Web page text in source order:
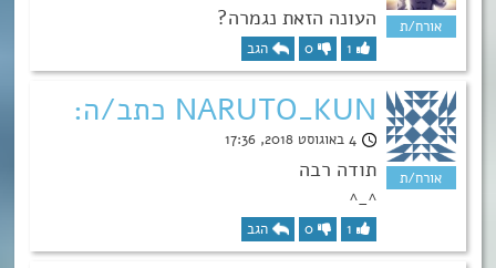
העונה הזאת נגמרה?
1
0 הגב
NARUTO_KUN כתב/ה:
4 באוגוסט 2018, 17:36
תודה רבה
^_^
1
0 הגב